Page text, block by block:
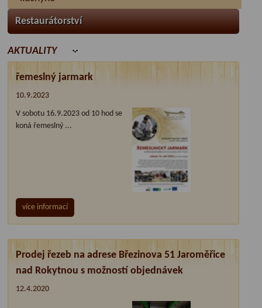
Restaurátorství
AKTUALITY
řemeslný jarmark
10.9.2023
V sobotu 16.9.2023 od 10 hod se
koná řemeslný ...
více informací
Prodej řezeb na adrese Březinova 51 Jaroměřice
nad Rokytnou s možností objednávek
12.4.2020